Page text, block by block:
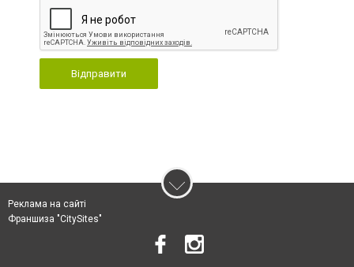
Відправити
Реклама на сайті
Франшиза "CitySites"